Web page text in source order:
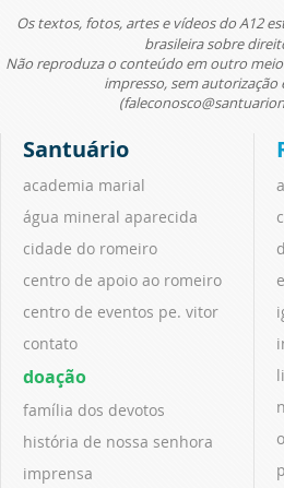
Os textos, fotos, artes e vídeos do A12
brasileira sobre
Não reproduza o conteúdo em outro
impresso, sem autorização
Santuário
academia marial
água mineral aparecida
cidade do romeiro
centro de apoio ao romeiro
centro de eventos pe. vitor
contato
doação
família dos devotos
história de nossa senhora
imprensa